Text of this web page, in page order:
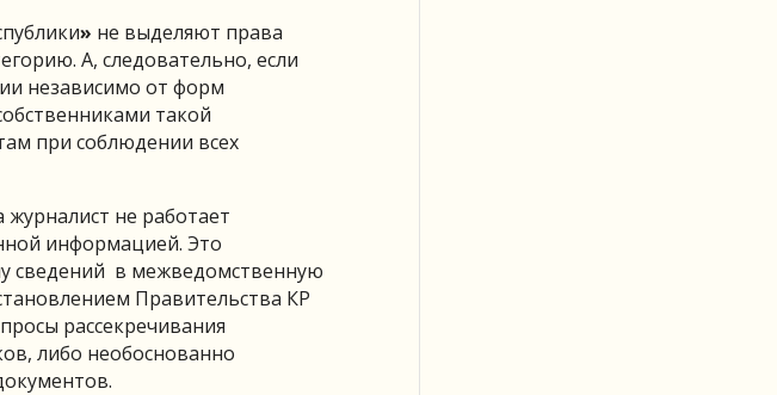
» не выделяют права
А, следовательно, если
независимо от форм
такой
при соблюдении всех
не работает
информацией. Это
сведений в межведомственную
Правительства КР
рассекречивания
либо необоснованно